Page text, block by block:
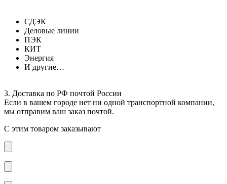
СДЭК
Деловые линии
ПЭК
КИТ
Энергия
И другие…
3. Доставка по РФ почтой России
Если в вашем городе нет ни одной транспортной компании,
мы отправим ваш заказ почтой.
С этим товаром заказывают